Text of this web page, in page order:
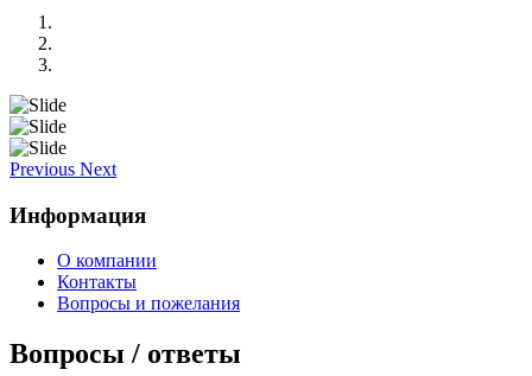
Previous Next
Информация
О компании
Контакты
Вопросы и пожелания
Вопросы / ответы